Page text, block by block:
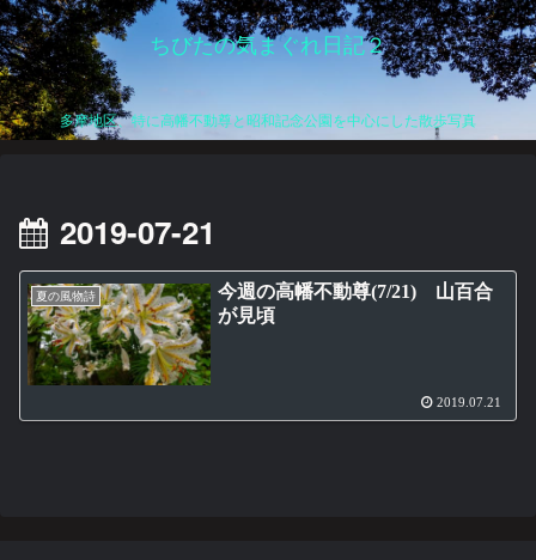
ちびたの気まぐれ日記２
多摩地区、特に高幡不動尊と昭和記念公園を中心にした散歩写真
2019-07-21
夏の風物詩
今週の高幡不動尊(7/21) 山百合
が見頃
2019.07.21